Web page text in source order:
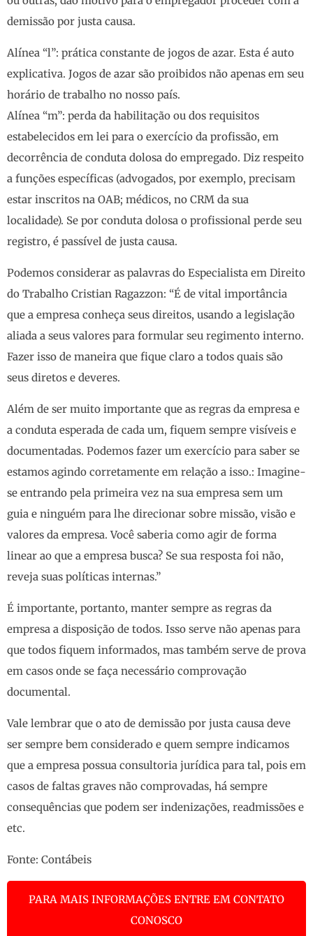
demissão por justa causa.
Alínea “l”: prática constante de jogos de azar. Esta é auto
explicativa. Jogos de azar são proibidos não apenas em seu
horário de trabalho no nosso país.
Alínea “m”: perda da habilitação ou dos requisitos
estabelecidos em lei para o exercício da profissão, em
decorrência de conduta dolosa do empregado. Diz respeito
a funções específicas (advogados, por exemplo, precisam
estar inscritos na OAB; médicos, no CRM da sua
localidade). Se por conduta dolosa o profissional perde seu
registro, é passível de justa causa.
Podemos considerar as palavras do Especialista em Direito
do Trabalho Cristian Ragazzon: “É de vital importância
que a empresa conheça seus direitos, usando a legislação
aliada a seus valores para formular seu regimento interno.
Fazer isso de maneira que fique claro a todos quais são
seus diretos e deveres.
Além de ser muito importante que as regras da empresa e
a conduta esperada de cada um, fiquem sempre visíveis e
documentadas. Podemos fazer um exercício para saber se
estamos agindo corretamente em relação a isso.: Imagine-
se entrando pela primeira vez na sua empresa sem um
guia e ninguém para lhe direcionar sobre missão, visão e
valores da empresa. Você saberia como agir de forma
linear ao que a empresa busca? Se sua resposta foi não,
reveja suas políticas internas.”
É importante, portanto, manter sempre as regras da
empresa a disposição de todos. Isso serve não apenas para
que todos fiquem informados, mas também serve de prova
em casos onde se faça necessário comprovação
documental.
Vale lembrar que o ato de demissão por justa causa deve
ser sempre bem considerado e quem sempre indicamos
que a empresa possua consultoria jurídica para tal, pois em
casos de faltas graves não comprovadas, há sempre
consequências que podem ser indenizações, readmissões e
etc.
Fonte: Contábeis
PARA MAIS INFORMAÇÕES ENTRE EM CONTATO
CONOSCO